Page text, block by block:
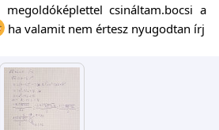
csináltam.bocsi a
ha valamit nem értesz nyugodtan írj